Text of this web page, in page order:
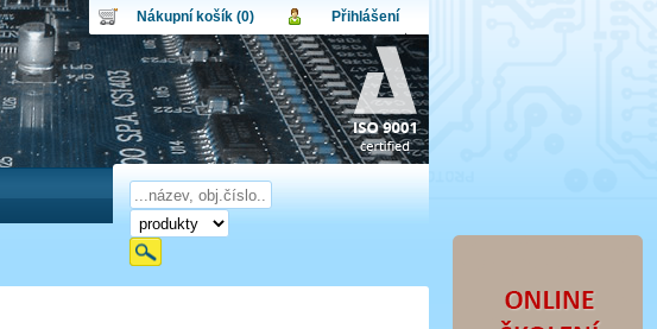
Nákupní košík (0)
Nákupní košík je momentálně prázdný.
Obsah košíku
Počet produktů:
Cena celkem:0,00 CZK
Přihlášení
Uživatel:
Heslo:
Přihlásit
Zapomenuté heslo Nová registrace